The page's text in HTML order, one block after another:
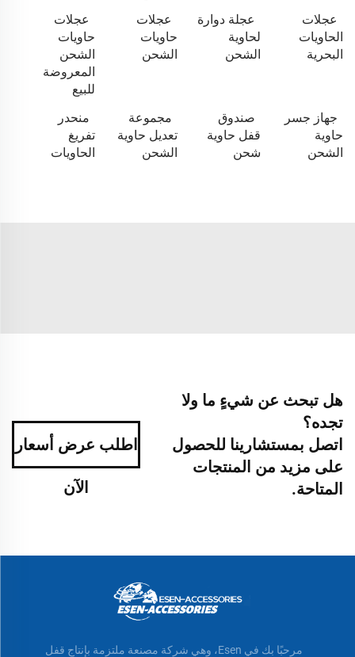
عجلات
الحاويات
البحرية
عجلة دوارة
لحاوية
الشحن
عجلات
حاويات
الشحن
عجلات
حاويات
الشحن
المعروضة
للبيع
جهاز جسر
حاوية
الشحن
صندوق
قفل حاوية
شحن
مجموعة
تعديل حاوية
الشحن
منحدر
تفريغ
الحاويات
هل تبحث عن شيءٍ ما ولا
تجده؟
اتصل بمستشارينا للحصول
على مزيد من المنتجات
المتاحة.
اطلب عرض أسعار
الآن
مرحبًا بك في Esen، وهي شركة مصنعة ملتزمة بإنتاج قفل